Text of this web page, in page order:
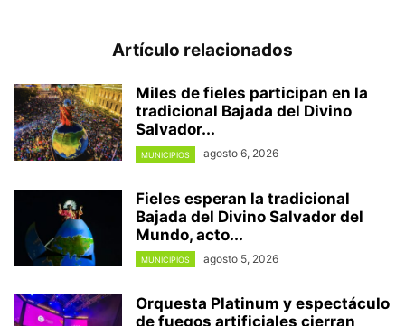
Artículo relacionados
Miles de fieles participan en la
tradicional Bajada del Divino
Salvador...
MUNICIPIOS agosto 6, 2026
Fieles esperan la tradicional
Bajada del Divino Salvador del
Mundo, acto...
MUNICIPIOS agosto 5, 2026
Orquesta Platinum y espectáculo
de fuegos artificiales cierran